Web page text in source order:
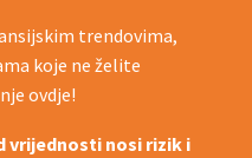
trendovima,
koje ne želite
ovdje!
vrijednosti nosi rizik i